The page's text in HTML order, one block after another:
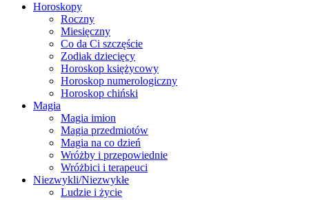
Horoskopy
Roczny
Miesięczny
Co da Ci szczęście
Zodiak dziecięcy
Horoskop księżycowy
Horoskop numerologiczny
Horoskop chiński
Magia
Magia imion
Magia przedmiotów
Magia na co dzień
Wróżby i przepowiednie
Wróżbici i terapeuci
Niezwykli/Niezwykłe
Ludzie i życie